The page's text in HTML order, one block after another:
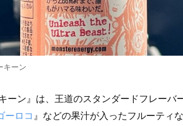
キーン
ーン』は、王道のスタンダードフレーバ
ーロコ 』などの果汁が入ったフルーティ